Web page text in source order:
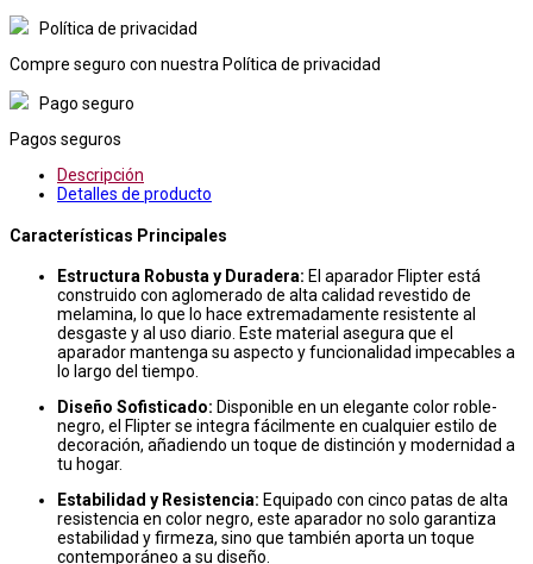
Política de privacidad
Compre seguro con nuestra Política de privacidad
Pago seguro
Pagos seguros
Descripción
Detalles de producto
Características Principales
Estructura Robusta y Duradera: El aparador Flipter está
construido con aglomerado de alta calidad revestido de
melamina, lo que lo hace extremadamente resistente al
desgaste y al uso diario. Este material asegura que el
aparador mantenga su aspecto y funcionalidad impecables a
lo largo del tiempo.
Diseño Sofisticado: Disponible en un elegante color roble-
negro, el Flipter se integra fácilmente en cualquier estilo de
decoración, añadiendo un toque de distinción y modernidad a
tu hogar.
Estabilidad y Resistencia: Equipado con cinco patas de alta
resistencia en color negro, este aparador no solo garantiza
estabilidad y firmeza, sino que también aporta un toque
contemporáneo a su diseño.